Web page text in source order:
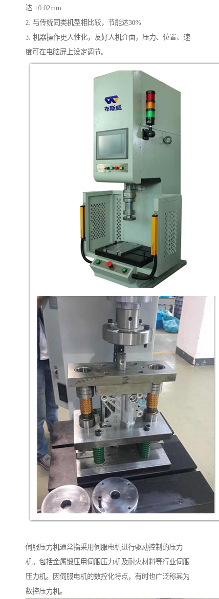
达 ±0.02mm
2. 与传统同类机型相比较，节能达30%
3. 机器操作更人性化，友好人机介面，压力、位置、速
度可在电脑屏上设定调节。
伺服压力机通常指采用伺服电机进行驱动控制的压力
机。包括金属锻压用伺服压力机及耐火材料等行业伺服
压力机。因伺服电机的数控化特点，有时也广泛称其为
数控压力机。